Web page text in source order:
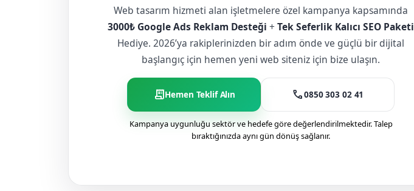
Web tasarım hizmeti alan işletmelere özel kampanya kapsamında
3000₺ Google Ads Reklam Desteği +Tek Seferlik Kalıcı SEO Paketi
Hediye. 2026’ya rakiplerinizden bir adım önde ve güçlü bir dijital
başlangıç için hemen yeni web siteniz için bize ulaşın.
receipt_longHemen Teklif Alın call0850 303 02 41
Kampanya uygunluğu sektör ve hedefe göre değerlendirilmektedir. Talep
bıraktığınızda aynı gün dönüş sağlanır.